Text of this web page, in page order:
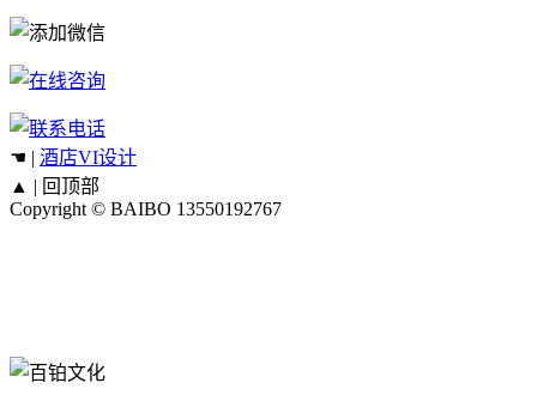
☚ | 酒店VI设计
▲ | 回顶部
Copyright © BAIBO 13550192767